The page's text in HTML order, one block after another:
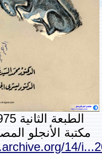
الطبعة الثانية 1975
مكتبة الأنجلو
14/